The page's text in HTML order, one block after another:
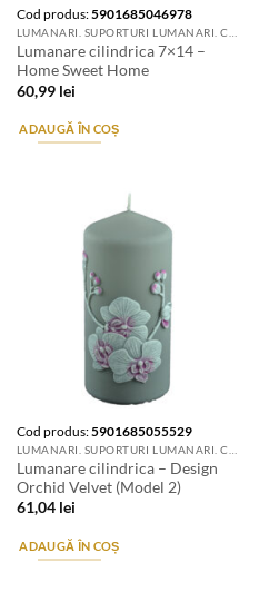
Cod produs:5901685046978
LUMANARI. SUPORTURI LUMANARI. CANDELE SI AROMATIZANTE
Lumanare cilindrica 7×14 –
Home Sweet Home
60,99 lei
ADAUGĂ ÎN COȘ
Cod produs:5901685055529
Lumanare cilindrica – Design
Orchid Velvet (Model 2)
61,04 lei
ADAUGĂ ÎN COȘ